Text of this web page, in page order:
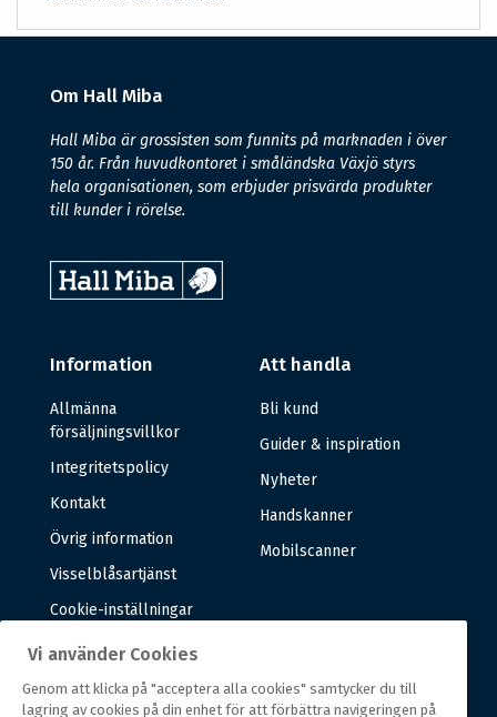
Om Hall Miba
Hall Miba är grossisten som funnits på marknaden i över
150 år. Från huvudkontoret i småländska Växjö styrs
hela organisationen, som erbjuder prisvärda produkter
till kunder i rörelse.
Information
Allmänna
försäljningsvillkor
Integritetspolicy
Kontakt
Övrig information
Visselblåsartjänst
Cookie-inställningar
Att handla
Bli kund
Guider & inspiration
Nyheter
Handskanner
Mobilscanner
Vi använder Cookies
Genom att klicka på "acceptera alla cookies" samtycker du till
lagring av cookies på din enhet för att förbättra navigeringen på